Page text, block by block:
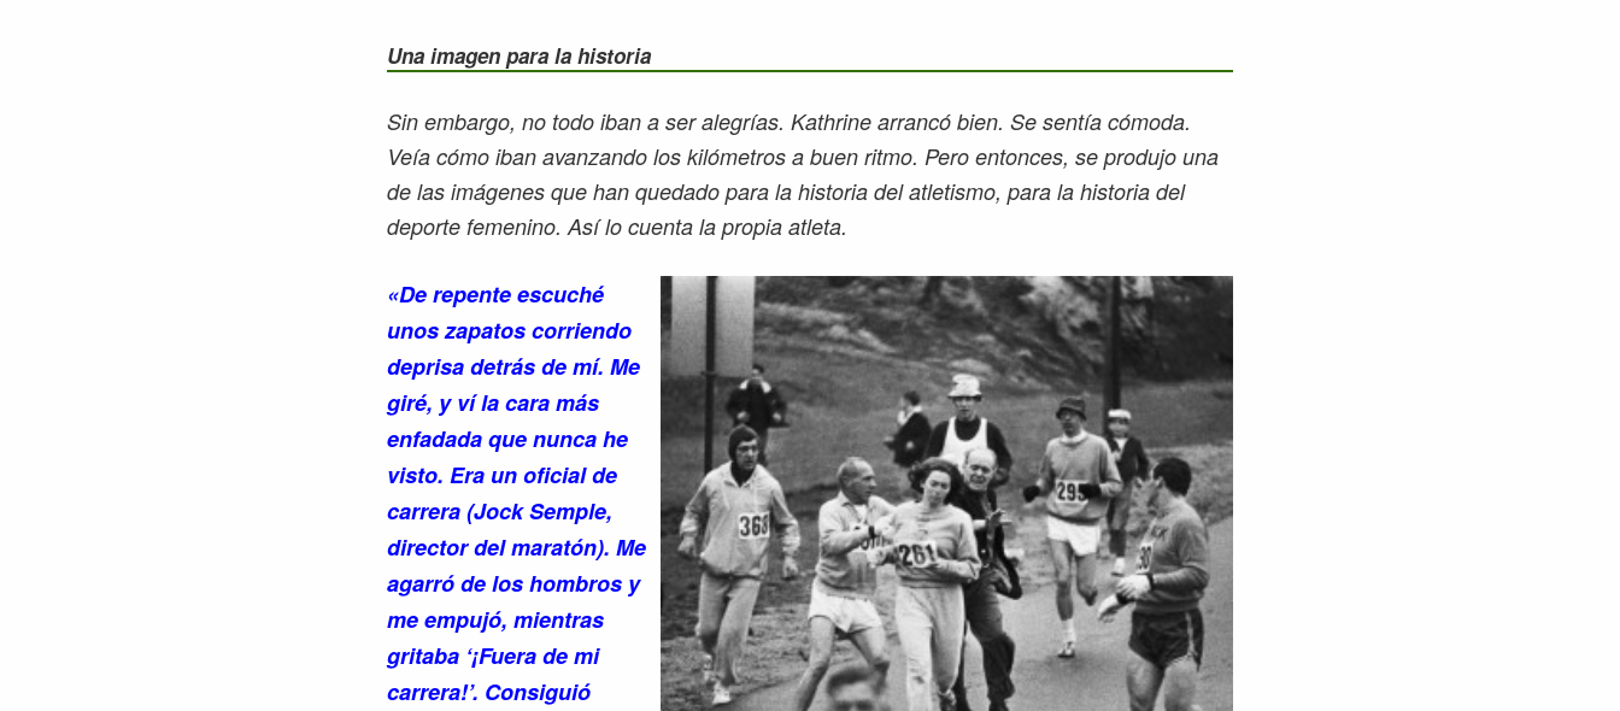
Una imagen para la historia
Sin embargo, no todo iban a ser alegrías. Kathrine arrancó bien. Se sentía cómoda.
Veía cómo iban avanzando los kilómetros a buen ritmo. Pero entonces, se produjo una
de las imágenes que han quedado para la historia del atletismo, para la historia del
deporte femenino. Así lo cuenta la propia atleta.
«De repente escuché
unos zapatos corriendo
deprisa detrás de mí. Me
giré, y ví la cara más
enfadada que nunca he
visto. Era un oficial de
carrera(Jock Semple,
director del maratón). Me
agarró de los hombros y
me empujó, mientras
gritaba ‘¡Fuera de mi
carrera!’. Consiguió